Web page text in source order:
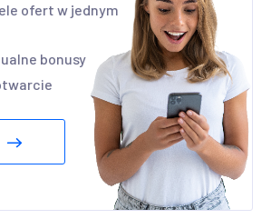
ofert w jednym
bonusy